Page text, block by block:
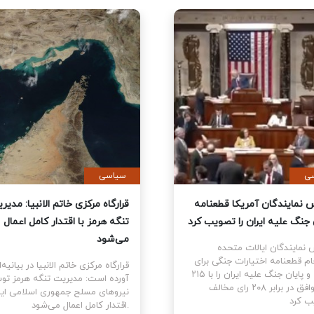
سیاسی
نمایندگان آمریکا قطعنامه
جنگ علیه ایران را تصویب کرد
نمایندگان ایالات متحده
قطعنامه اختیارات جنگی برای
رای موافق در برابر ۲۰۸ رای مخالف
کرد.
سیاسی
قرارگاه مرکزی خاتم الانبیا:
تنگه هرمز با اقتدار کامل
می‌شود
قرارگاه مرکزی خاتم الانبیا در
آورده است: مدیریت تنگه
نیروهای مسلح جمهوری اسلامی
اقتدار کامل اعمال می‌شود.